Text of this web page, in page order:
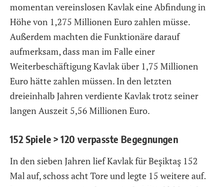
momentan vereinslosen Kavlak eine Abfindung in
Höhe von 1,275 Millionen Euro zahlen müsse.
Außerdem machten die Funktionäre darauf
aufmerksam, dass man im Falle einer
Weiterbeschäftigung Kavlak über 1,75 Millionen
Euro hätte zahlen müssen. In den letzten
dreieinhalb Jahren verdiente Kavlak trotz seiner
langen Auszeit 5,56 Millionen Euro.
152 Spiele > 120 verpasste Begegnungen
In den sieben Jahren lief Kavlak für Beşiktaş 152
Mal auf, schoss acht Tore und legte 15 weitere auf.